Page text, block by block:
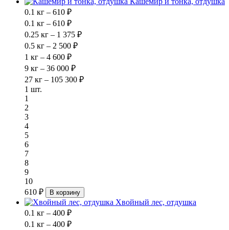
0.1 кг – 610 ₽
0.1 кг – 610 ₽
0.25 кг – 1 375 ₽
0.5 кг – 2 500 ₽
1 кг – 4 600 ₽
9 кг – 36 000 ₽
27 кг – 105 300 ₽
1 шт.
1
2
3
4
5
6
7
8
9
10
610 ₽
В корзину
Хвойный лес, отдушка
0.1 кг – 400 ₽
0.1 кг – 400 ₽